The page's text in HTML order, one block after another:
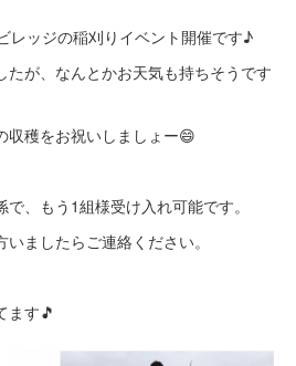
レッジの稲刈りイベント開催です♪
たが、なんとかお天気も持ちそうです
収穫をお祝いしましょー😄
、もう1組様受け入れ可能です。
ましたらご連絡ください。
ます🎵